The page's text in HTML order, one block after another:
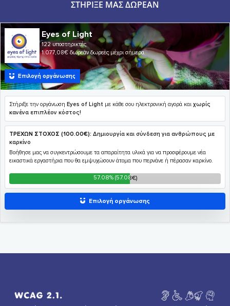
ΣΤΉΡΙΞΕ ΜΑΣ ΔΩΡΕΆΝ